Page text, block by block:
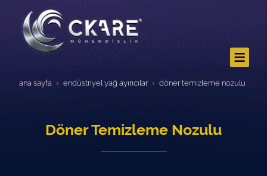
ana sayfa endüstri̇yel yağ ayiricilar döner temizleme nozulu
Döner Temizleme Nozulu